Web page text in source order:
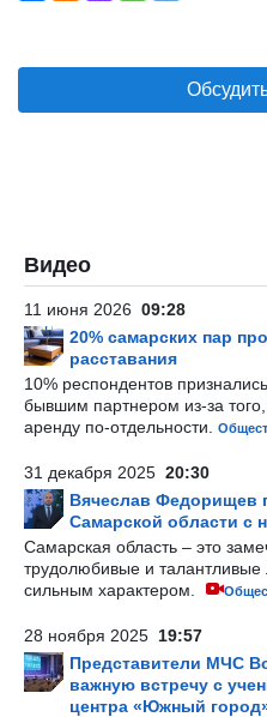
Видео
11 июня 2026 09:28
20% самарских пар
расставания
10% респондентов
бывшим партнером из-за
аренду по-отдельности.
31 декабря 2025 20:30
Вячеслав Федорищев
Самарской области с
Самарская область – это
трудолюбивые и
сильным характером.
28 ноября 2025 19:57
Представители МЧС
важную встречу с
центра «Южный